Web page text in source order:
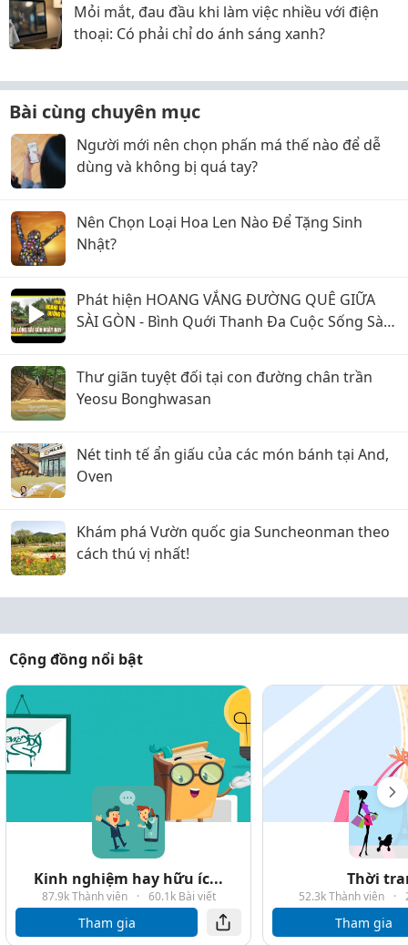
Mỏi mắt, đau đầu khi làm việc nhiều với điện
thoại: Có phải chỉ do ánh sáng xanh?
Bài cùng chuyên mục
Người mới nên chọn phấn má thế nào để dễ
dùng và không bị quá tay?
Nên Chọn Loại Hoa Len Nào Để Tặng Sinh
Nhật?
Phát hiện HOANG VẮNG ĐƯỜNG QUÊ GIỮA
SÀI GÒN - Bình Quới Thanh Đa Cuộc Sống Sài
Thư giãn tuyệt đối tại con đường chân trần
Yeosu Bonghwasan
Nét tinh tế ẩn giấu của các món bánh tại And,
Oven
Khám phá Vườn quốc gia Suncheonman theo
cách thú vị nhất!
Cộng đồng nổi bật
Kinh nghiệm hay hữu íc...
87.9k Thành viên · 60.1k Bài viết
Tham gia
Thời
52.3k Thành viên ·
Tham gia